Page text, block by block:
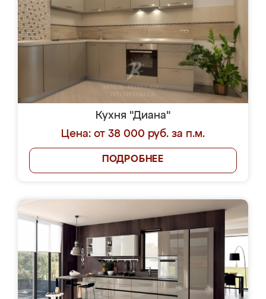
Кухня "Диана"
Цена: от 38 000 руб. за п.м.
ПОДРОБНЕЕ